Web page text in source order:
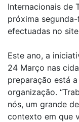
Internacionais de
próxima
efectuadas no
Este ano, a
24 Março nas
preparação está
organização.
nós, um grande
contexto em que